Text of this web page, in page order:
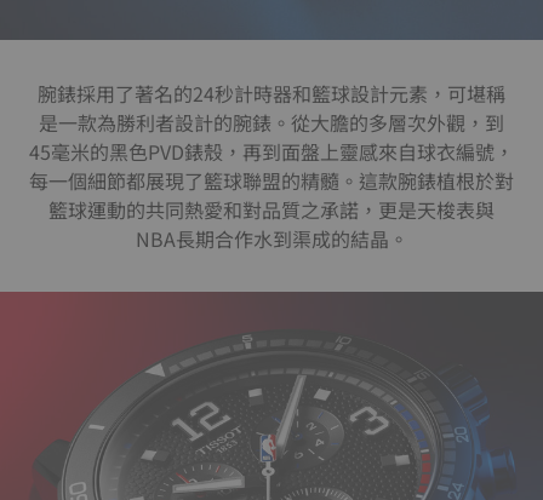
腕錶採用了著名的24秒計時器和籃球設計元素，可堪稱
是一款為勝利者設計的腕錶。從大膽的多層次外觀，到
45毫米的黑色PVD錶殼，再到面盤上靈感來自球衣編號，
每一個細節都展現了籃球聯盟的精髓。這款腕錶植根於對
籃球運動的共同熱愛和對品質之承諾，更是天梭表與
NBA長期合作水到渠成的結晶。